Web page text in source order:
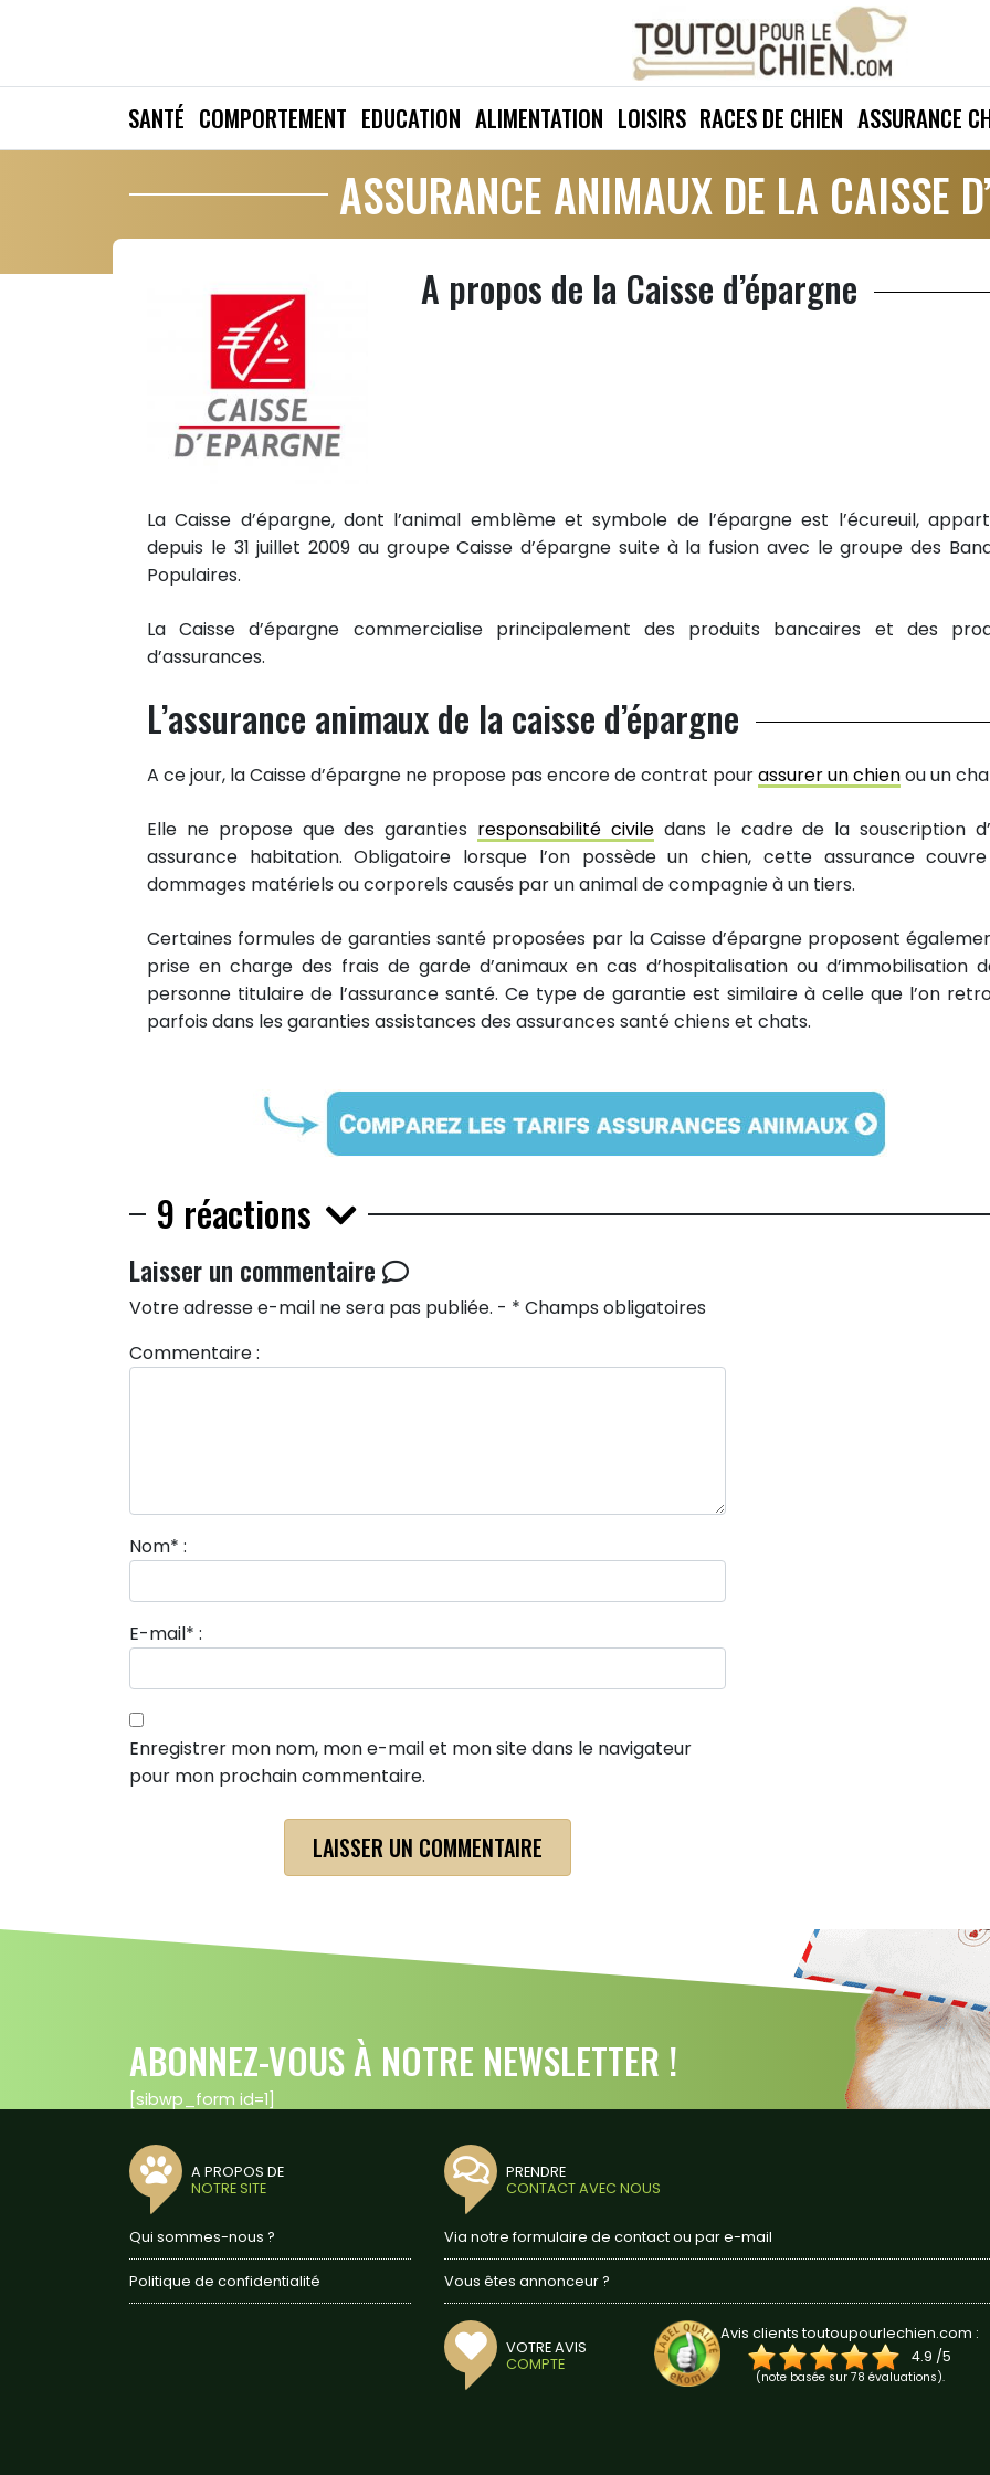
SANTÉ COMPORTEMENT EDUCATION ALIMENTATION LOISIRS RACES DE CHIEN ASSURANCE
ASSURANCE ANIMAUX DE LA CAISSE
Partager sur facebook
A propos de la Caisse d’épargne
La Caisse d’épargne, dont l’animal emblème et symbole de l’épargne est l’écureuil,
depuis le 31 juillet 2009 au groupe Caisse d’épargne suite à la fusion avec le groupe des
Populaires.
La Caisse d’épargne commercialise principalement des produits bancaires et des
d’assurances.
L’assurance animaux de la caisse d’épargne
A ce jour, la Caisse d’épargne ne propose pas encore de contrat pourassurer un chienou un
Elle ne propose que des garanties responsabilité civile dans le cadre de la souscription
assurance habitation. Obligatoire lorsque l’on possède un chien, cette assurance
dommages matériels ou corporels causés par un animal de compagnie à un tiers.
Certaines formules de garanties santé proposées par la Caisse d’épargne proposent
prise en charge des frais de garde d’animaux en cas d’hospitalisation ou d’immobilisation
personne titulaire de l’assurance santé. Ce type de garantie est similaire à celle que l’on
parfois dans les garanties assistances des assurances santé chiens et chats.
9 réactions
Laisser un commentaire
Votre adresse e-mail ne sera pas publiée. - * Champs obligatoires
Commentaire :
Nom* :
E-mail* :
Enregistrer mon nom, mon e-mail et mon site dans le navigateur
pour mon prochain commentaire.
ABONNEZ-VOUS À NOTRE NEWSLETTER !
[sibwp_form id=1]
A PROPOS DE
NOTRE SITE
Qui sommes-nous ?
Politique de confidentialité
PRENDRE
CONTACT AVEC NOUS
Via notre formulaire de contact ou par e-mail
Vous êtes annonceur ?
VOTRE AVIS
COMPTE
Avis clients toutoupourlechien.com :
4.9 /5
(note basée sur 78 évaluations).